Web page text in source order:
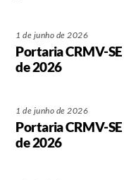
1 de junho de 2026
Portaria CRMV-
de 2026
1 de junho de 2026
Portaria CRMV-
de 2026